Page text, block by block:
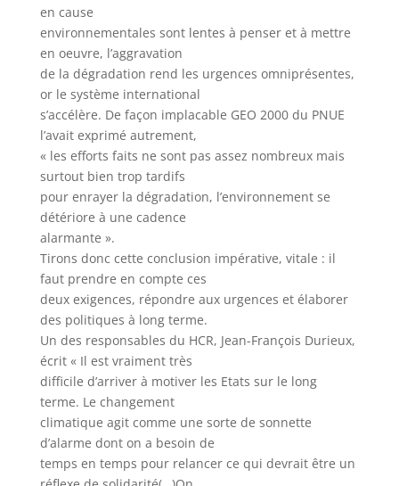
en cause
environnementales sont lentes à penser et à mettre
en oeuvre, l’aggravation
de la dégradation rend les urgences omniprésentes,
or le système international
s’accélère. De façon implacable GEO 2000 du PNUE
l’avait exprimé autrement,
« les efforts faits ne sont pas assez nombreux mais
surtout bien trop tardifs
pour enrayer la dégradation, l’environnement se
détériore à une cadence
alarmante ».
Tirons donc cette conclusion impérative, vitale : il
faut prendre en compte ces
deux exigences, répondre aux urgences et élaborer
des politiques à long terme.
Un des responsables du HCR, Jean-François Durieux,
écrit « Il est vraiment très
difficile d’arriver à motiver les Etats sur le long
terme. Le changement
climatique agit comme une sorte de sonnette
d’alarme dont on a besoin de
temps en temps pour relancer ce qui devrait être un